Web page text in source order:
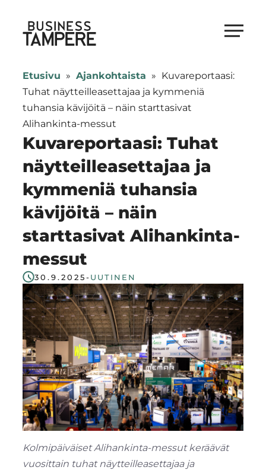
suoraan
sisältöön
Business Tampere
Tampere
supports
talents,
investors
and
entrepreneurs
in
making
smooth
start
Tampere
Region
Etusivu » Ajankohtaista » Kuvareportaasi:
Tuhat näytteilleasettajaa ja kymmeniä
tuhansia kävijöitä – näin starttasivat
Alihankinta-messut
Kuvareportaasi: Tuhat
näytteilleasettajaa ja
kymmeniä tuhansia
kävijöitä – näin
starttasivat Alihankinta-
messut
30.9.2025-UUTINEN
Kolmipäiväiset Alihankinta-messut keräävät
vuosittain tuhat näytteilleasettajaa ja